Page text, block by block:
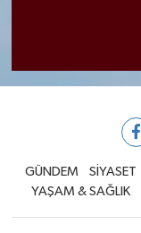
GÜNDEM SİYASET
YAŞAM & SAĞLIK